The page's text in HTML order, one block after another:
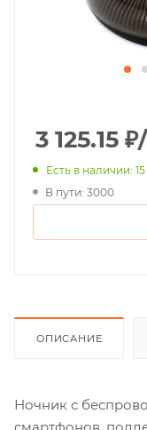
3 125.15 ₽
Есть в наличии: 15
В пути: 3000
ОПИСАНИЕ
Ночник с